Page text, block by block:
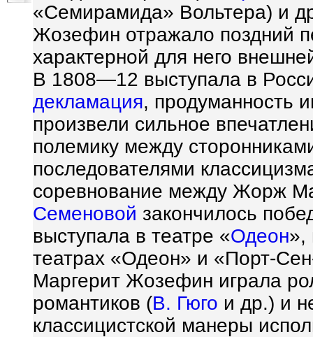
«Семирамида» Вольтера) и
Жозефин отражало поздний
характерной для него
В 1808—12 выступала в
декламация, продуманность
произвели сильное
полемику между
последователями
соревнование между Жорж
Семеновой закончилось
выступала в театре «Одеон»,
театрах «Одеон» и «Порт-
Маргерит Жозефин играла
романтиков (В. Гюго и др.) и
классицистской манеры